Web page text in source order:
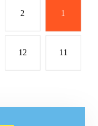
1
2
11
12